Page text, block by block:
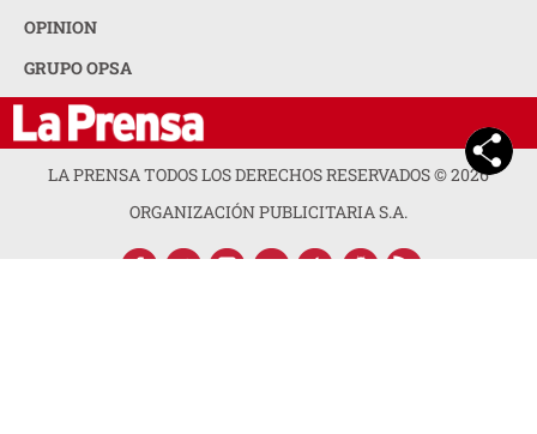
OPINION
GRUPO OPSA
LA PRENSA TODOS LOS DERECHOS RESERVADOS ©2026
ORGANIZACIÓN PUBLICITARIA S.A.